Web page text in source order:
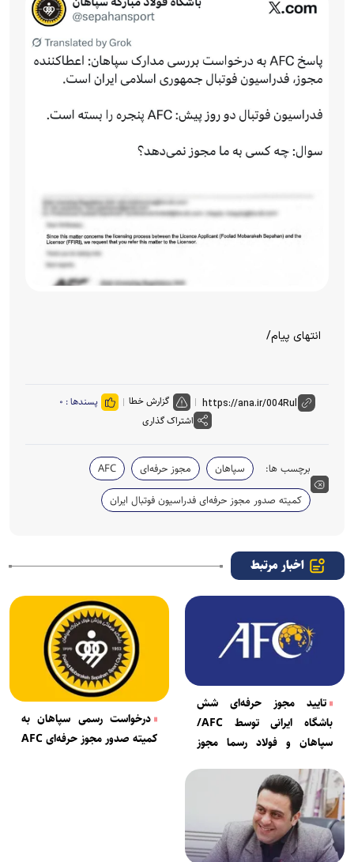
انتهای پیام/
گزارش خطا پسندها : ۰
اشتراک گذاری
برچسب ها: سپاهان مجوز حرفه‌ای
AFC
کمیته صدور مجوز حرفه‌ای فدراسیون فوتبال ایران
اخبار مرتبط
تایید مجوز حرفه‌ای شش
باشگاه ایرانی توسط AFC/
سپاهان و فولاد رسما مجوز
درخواست رسمی سپاهان به
کمیته صدور مجوز حرفه‌ای AFC